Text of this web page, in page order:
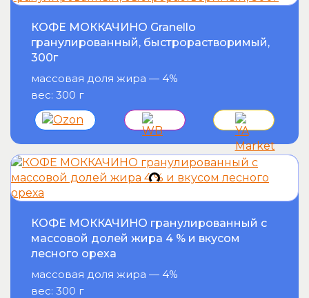
КОФЕ МОККАЧИНО Granello
гранулированный, быстрорастворимый,
300г
массовая доля жира — 4%
вес: 300 г
КОФЕ МОККАЧИНО гранулированный с
массовой долей жира 4 % и вкусом
лесного ореха
массовая доля жира — 4%
вес: 300 г